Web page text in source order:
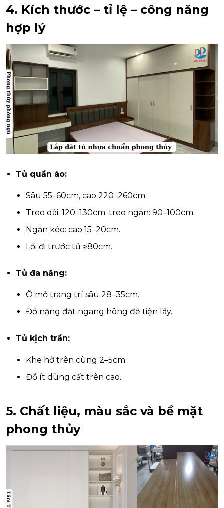
4. Kích thước – tỉ lệ – công năng
hợp lý
Tủ quần áo:
Sâu 55–60cm, cao 220–260cm.
Treo dài: 120–130cm; treo ngắn: 90–100cm.
Ngăn kéo: cao 15–20cm.
Lối đi trước tủ ≥80cm.
Tủ đa năng:
Ô mở trang trí sâu 28–35cm.
Đồ nặng đặt ngang hông để tiện lấy.
Tủ kịch trần:
Khe hở trên cùng 2–5cm.
Đồ ít dùng cất trên cao.
5. Chất liệu, màu sắc và bề mặt
phong thủy